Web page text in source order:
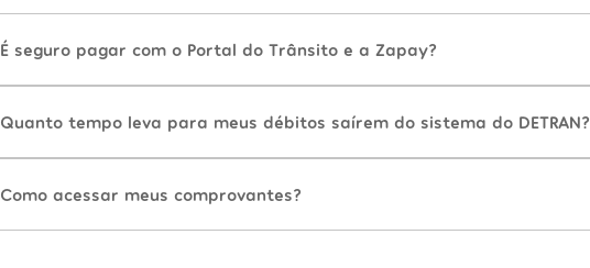
É seguro pagar com o Portal do Trânsito e a Zapay?
Quanto tempo leva para meus débitos saírem do sistema do DETRAN?
Como acessar meus comprovantes?